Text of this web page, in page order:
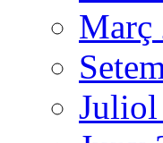
Març
Juliol